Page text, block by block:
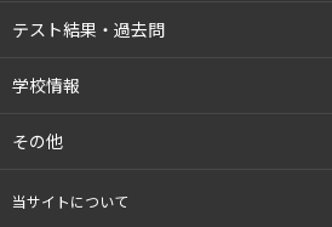
テスト結果・過去問
学校情報
その他
当サイトについて